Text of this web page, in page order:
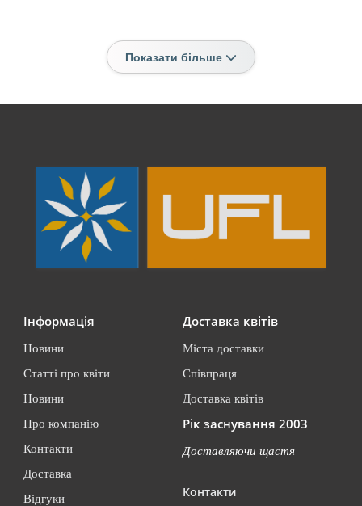
Показати більше
Інформація
Новини
Статті про квіти
Новини
Про компанію
Контакти
Доставка
Відгуки
Доставка квітів
Міста доставки
Співпраця
Доставка квітів
Рік заснування 2003
Доставляючи щастя
Контакти